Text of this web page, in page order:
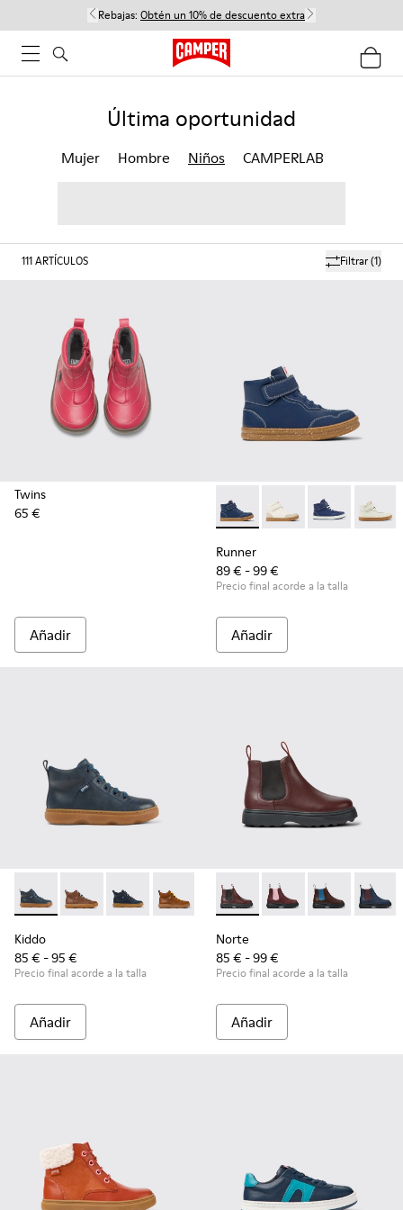
Rebajas: Obtén un 10% de descuento extra
Última oportunidad
Mujer Hombre Niños CAMPERLAB
Filtrar(1)
111ARTÍCULOS
Twins
65 €
Añadir
Runner - K900308-005 -
Runner - K900308-
Runner -
Runner
89 € - 99 €
Precio final acorde a la talla
Añadir
Kiddo - K900189-008 - Botines de piel azules
Kiddo - K900189-028
Kiddo - K900189-026
Kiddo - K900189-025
Kiddo - K900189-021
Kiddo - K900189-020 -
Kiddo -Kiddo -
Kiddo
85 € - 95 €
Precio final acorde a la talla
Añadir
Norte - K900149-017 -
Norte - K900149-026
Norte -Norte
Norte
85 € - 99 €
Precio final acorde a la talla
Añadir